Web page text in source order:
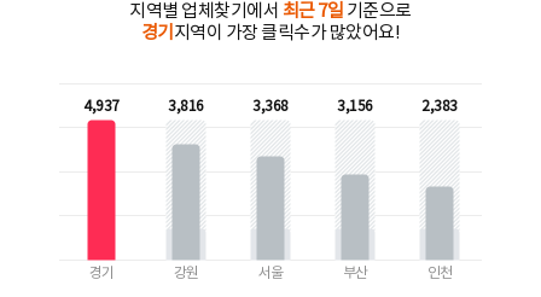
지역별 업체찾기에서 최근 7일 기준으로
경기 지역이 가장 클릭수가 많았어요!
4,937
경기
3,816
강원
3,368
서울
3,156
부산
2,383
인천